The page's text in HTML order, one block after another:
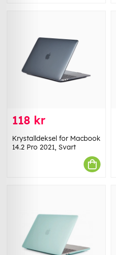
118 kr
Krystalldeksel for Macbook
14.2 Pro 2021, Svart